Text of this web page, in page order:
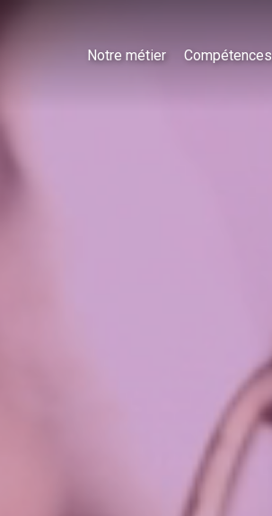
Notre métier Compétences